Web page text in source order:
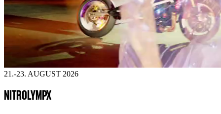
21.-23. AUGUST 2026
NITROLYMPX